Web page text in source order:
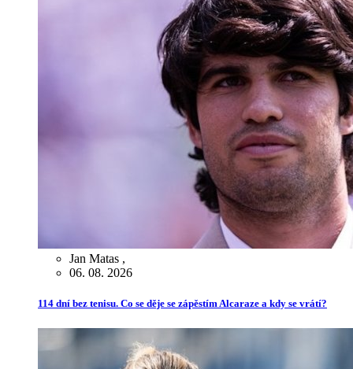
Jan Matas ,
06. 08. 2026
114 dní bez tenisu. Co se děje se zápěstím Alcaraze a kdy se vrátí?